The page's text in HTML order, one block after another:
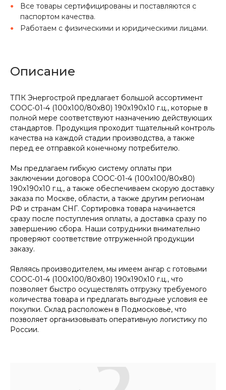
Все товары сертифицированы и поставляются с
паспортом качества.
Работаем с физическими и юридическими лицами.
Описание
ТПК Энергострой предлагает большой ассортимент
СООС-01-4 (100х100/80х80) 190х190х10 г.ц., которые в
полной мере соответствуют назначению действующих
стандартов. Продукция проходит тщательный контроль
качества на каждой стадии производства, а также
перед ее отправкой конечному потребителю.
Мы предлагаем гибкую систему оплаты при
заключении договора СООС-01-4 (100х100/80х80)
190х190х10 г.ц., а также обеспечиваем скорую доставку
заказа по Москве, области, а также другим регионам
РФ и странам СНГ. Сортировка товара начинается
сразу после поступления оплаты, а доставка сразу по
завершению сбора. Наши сотрудники внимательно
проверяют соответствие отгруженной продукции
заказу.
Являясь производителем, мы имеем ангар с готовыми
СООС-01-4 (100х100/80х80) 190х190х10 г.ц., что
позволяет быстро осуществлять отгрузку требуемого
количества товара и предлагать выгодные условия ее
покупки. Склад расположен в Подмосковье, что
позволяет организовывать оперативную логистику по
России.